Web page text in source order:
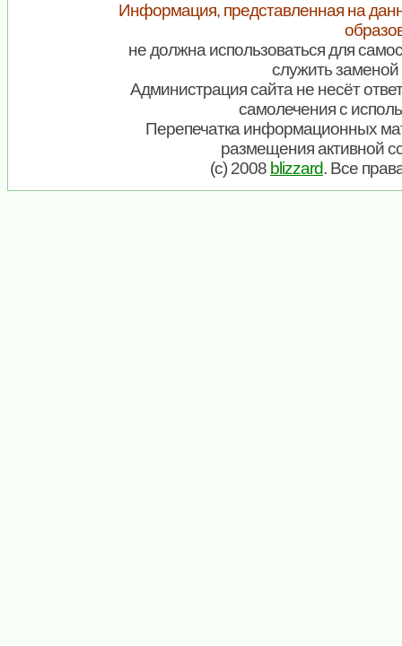
Информация, представленная на
не должна использоваться для
служить заменой
Администрация сайта не несёт
самолечения с
Перепечатка информационных
размещения активной
(c) 2008 blizzard. Все